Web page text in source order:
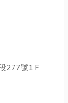
277號1Ｆ